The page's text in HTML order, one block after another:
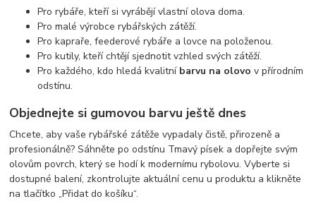
Pro rybáře, kteří si vyrábějí vlastní olova doma.
Pro malé výrobce rybářských zátěží.
Pro kapraře, feederové rybáře a lovce na položenou.
Pro kutily, kteří chtějí sjednotit vzhled svých zátěží.
Pro každého, kdo hledá kvalitní barvu na olovo v přírodním
odstínu.
Objednejte si gumovou barvu ještě dnes
Chcete, aby vaše rybářské zátěže vypadaly čistě, přirozeně a
profesionálně? Sáhněte po odstínu Tmavý písek a dopřejte svým
olovům povrch, který se hodí k modernímu rybolovu. Vyberte si
dostupné balení, zkontrolujte aktuální cenu u produktu a klikněte
na tlačítko „Přidat do košíku“.